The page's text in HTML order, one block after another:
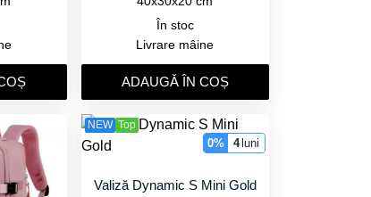
În stoc
Livrare mâine
ADAUGǍ ÎN COȘ
NEW Top
0% 4 luni
Valiză Dynamic S Mini Gold